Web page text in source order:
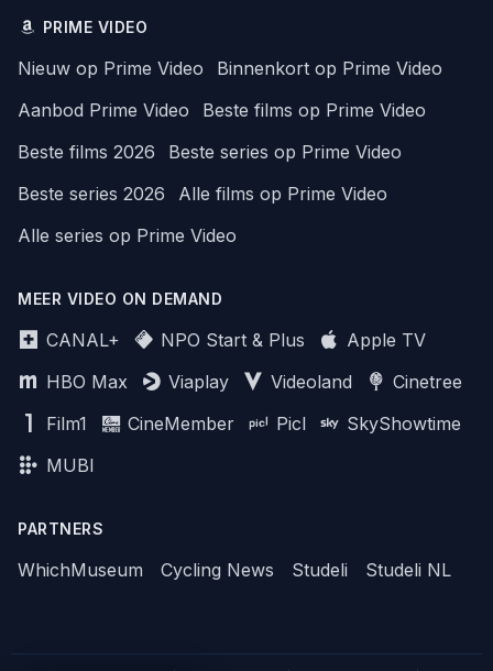
PRIME VIDEO
Nieuw op Prime Video
Binnenkort op Prime Video
Aanbod Prime Video
Beste films op Prime Video
Beste films 2026
Beste series op Prime Video
Beste series 2026
Alle films op Prime Video
Alle series op Prime Video
MEER VIDEO ON DEMAND
CANAL+ NPO Start & Plus
Apple TV
HBO Max
Viaplay Videoland
Cinetree
Film1
CineMember Picl
SkyShowtime
MUBI
PARTNERS
WhichMuseum Cycling News Studeli Studeli NL